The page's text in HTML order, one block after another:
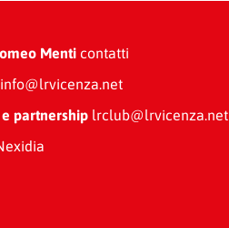
Menticontatti
partnershiplrclub@lrvicenza.net